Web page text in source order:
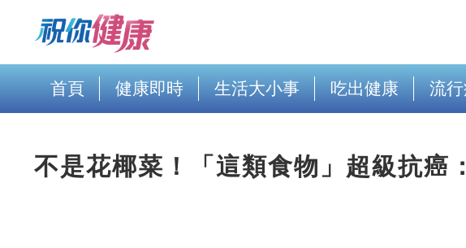
首頁 健康即時 生活大小事 吃出健康 流
不是花椰菜！「這類食物」超級抗癌